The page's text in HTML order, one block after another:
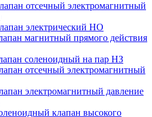
отсечный электромагнитный
электрический НО
магнитный прямого действия
соленоидный на пар НЗ
отсечный электромагнитный
электромагнитный давление
клапан высокого